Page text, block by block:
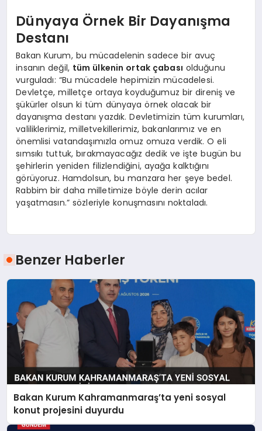
Dünyaya Örnek Bir Dayanışma
Destanı
Bakan Kurum, bu mücadelenin sadece bir avuç
insanın değil, tüm ülkenin ortak çabası olduğunu
vurguladı: “Bu mücadele hepimizin mücadelesi.
Devletçe, milletçe ortaya koyduğumuz bir direniş ve
şükürler olsun ki tüm dünyaya örnek olacak bir
dayanışma destanı yazdık. Devletimizin tüm kurumları,
valiliklerimiz, milletvekillerimiz, bakanlarımız ve en
önemlisi vatandaşımızla omuz omuza verdik. O eli
sımsıkı tuttuk, bırakmayacağız dedik ve işte bugün bu
şehirlerin yeniden filizlendiğini, ayağa kalktığını
görüyoruz. Hamdolsun, bu manzara her şeye bedel.
Rabbim bir daha milletimize böyle derin acılar
yaşatmasın.” sözleriyle konuşmasını noktaladı.
Benzer Haberler
Bakan Kurum Kahramanmaraş’ta yeni sosyal
konut projesini duyurdu